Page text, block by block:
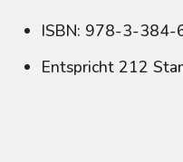
ISBN: 978-3-
Entspricht 212